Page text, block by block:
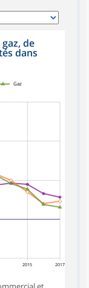
de
dans
2015 2017
Gaz